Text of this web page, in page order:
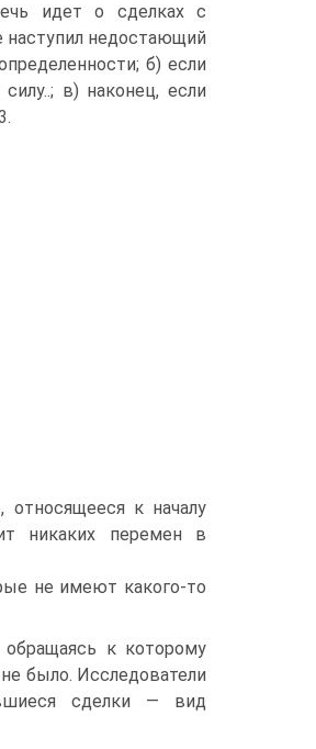
идет о сделках с
наступил недостающий
б) если
в) наконец, если
относящееся к началу
никаких перемен в
не имеют какого-то
к которому
было. Исследователи
сделки — вид